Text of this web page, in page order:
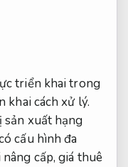
triển khai trong
khai cách xử lý.
sản xuất hạng
cấu hình đa
cấp, giá thuê